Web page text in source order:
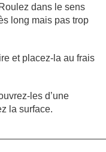
dans le sens
long mais pas trop
et placez-la au frais
les d’une
la surface.